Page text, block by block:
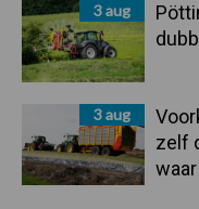
3 aug
3 aug
zelf